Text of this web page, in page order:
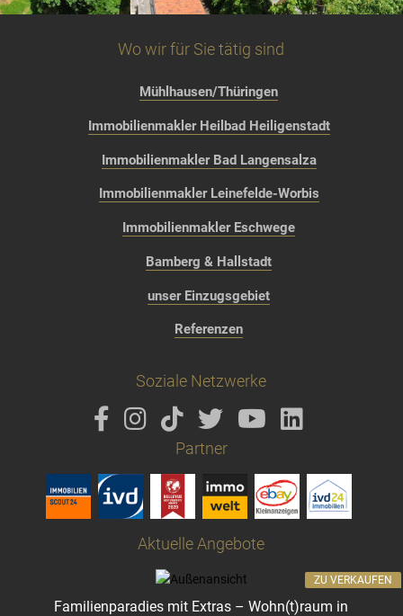
Wo wir für Sie tätig sind
Mühlhausen/Thüringen
Immobilienmakler Heilbad Heiligenstadt
Immobilienmakler Bad Langensalza
Immobilienmakler Leinefelde-Worbis
Immobilienmakler Eschwege
Bamberg & Hallstadt
unser Einzugsgebiet
Referenzen
Soziale Netzwerke
Partner
Aktuelle Angebote
Familienparadies mit Extras – Wohn(t)raum in
ZU VERKAUFEN